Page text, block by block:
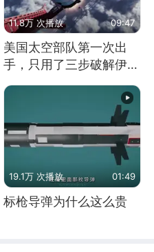
11.8万 次播放 09:47
美国太空部队第一次出
手，只用了三步破解伊朗
19.1万 次播放 01:49
标枪导弹为什么这么贵